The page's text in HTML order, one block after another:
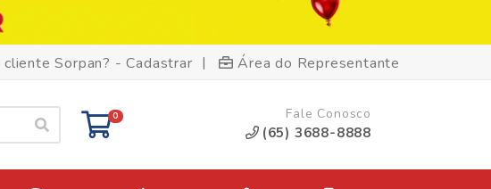
cliente Sorpan? - Cadastrar | Área do Representante
0 Fale Conosco
(65) 3688-8888